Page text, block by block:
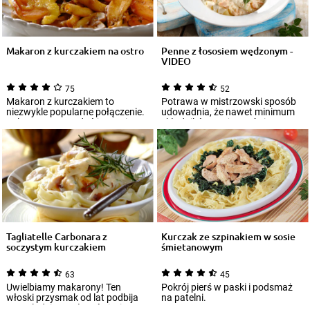
Makaron z kurczakiem na ostro
75
Makaron z kurczakiem to
niezwykle popularne połączenie.
Zaletą tego typu dań jest m.in. to,
że ni...
Penne z łososiem wędzonym -
VIDEO
52
Potrawa w mistrzowski sposób
udowadnia, że nawet minimum
składników może stać się
maksimum pyszno...
Tagliatelle Carbonara z
soczystym kurczakiem
63
Uwielbiamy makarony! Ten
włoski przysmak od lat podbija
serca ludzi na całym świecie, a
Kurczak ze szpinakiem w sosie
śmietanowym
45
Pokrój pierś w paski i podsmaż
na patelni.